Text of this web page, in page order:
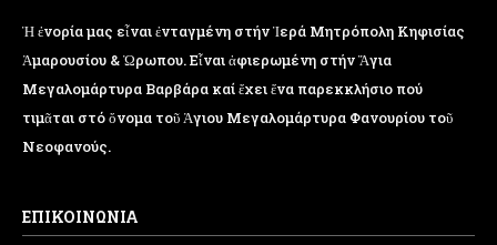
Ἡ ἐνορία μας εἶναι ἐνταγμένη στήν Ἱερά Μητρόπολη Κηφισίας
Ἁμαρουσίου & Ὠρωπου. Εἶναι ἀφιερωμένη στήν Ἅγια
Μεγαλομάρτυρα Βαρβάρα καί ἔχει ἕνα παρεκκλήσιο πού
τιμᾶται στό ὄνομα τοῦ Ἁγιου Μεγαλομάρτυρα Φανουρίου τοῦ
Νεοφανούς.
ΕΠΙΚΟΙΝΩΝΙΑ